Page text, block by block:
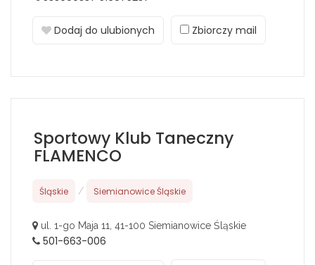
Dodaj do ulubionych Zbiorczy mail
Sportowy Klub Taneczny
FLAMENCO
Śląskie / Siemianowice Śląskie
ul. 1-go Maja 11, 41-100 Siemianowice Śląskie
501-663-006